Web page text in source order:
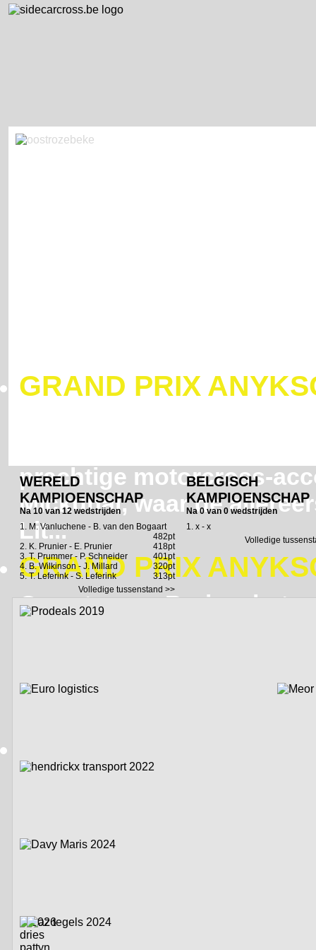
GRAND PRIX
prachtige motorcross-
Mickunai, waar de
Lit...
GRAND PRIX
Onze topper Brain –
Mickunai, waar de
ZATERDAG 8
Ginste in Oostrozebeke,
tweedaags Oos...
WERELD
KAMPIOENSCHAP
Na 10 van 12 wedstrijden
1. M. Vanluchene - B. van den Bogaart
482pt
2. K. Prunier - E. Prunier
418pt
3. T. Prummer - P. Schneider
401pt
4. B. Wilkinson - J. Millard
320pt
5. T. Leferink - S. Leferink
313pt
Volledige tussenstand >>
BELGISCH
KAMPIOENSCHAP
Na 0 van 0 wedstrijden
1. x - x
Volledige